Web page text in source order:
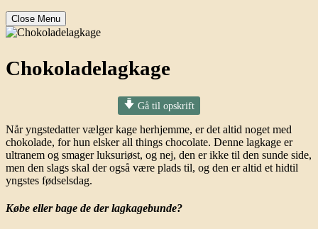
Close Menu
Chokoladelagkage
Gå til opskrift
Når yngstedatter vælger kage herhjemme, er det altid noget med
chokolade, for hun elsker all things chocolate. Denne lagkage er
ultranem og smager luksuriøst, og nej, den er ikke til den sunde side,
men den slags skal der også være plads til, og den er altid et hidtil
yngstes fødselsdag.
Købe eller bage de der lagkagebunde?